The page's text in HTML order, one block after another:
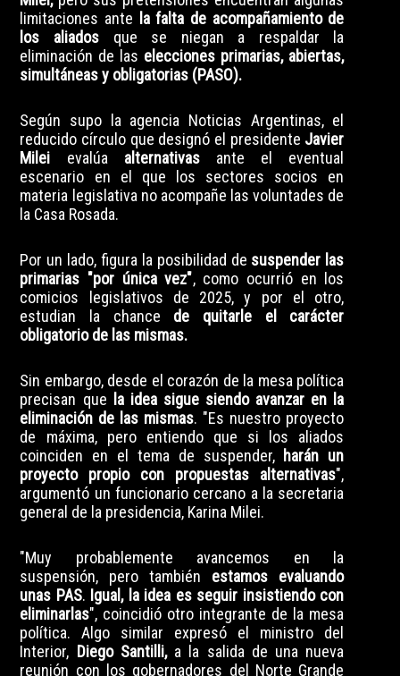
limitaciones ante la falta de acompañamiento de
los aliados que se niegan a respaldar la
eliminación de las elecciones primarias, abiertas,
simultáneas y obligatorias (PASO).
Según supo la agencia Noticias Argentinas, el
reducido círculo que designó el presidente Javier
Milei evalúa alternativas ante el eventual
escenario en el que los sectores socios en
materia legislativa no acompañe las voluntades de
la Casa Rosada.
Por un lado, figura la posibilidad de suspender las
primarias "por única vez", como ocurrió en los
comicios legislativos de 2025, y por el otro,
estudian la chance de quitarle el carácter
obligatorio de las mismas.
Sin embargo, desde el corazón de la mesa política
precisan que
la idea sigue siendo avanzar en la
eliminación de las mismas. "Es nuestro proyecto
de máxima, pero entiendo que si los aliados
coinciden en el tema de suspender,harán un
proyecto propio con propuestas alternativas",
argumentó un funcionario cercano a la secretaria
general de la presidencia, Karina Milei.
"Muy probablemente avancemos en la
suspensión, pero también estamos evaluando
unas PAS. Igual, la idea es seguir insistiendo con
eliminarlas", coincidió otro integrante de la mesa
política. Algo similar expresó el ministro del
Interior, Diego Santilli,a la salida de una nueva
reunión con los gobernadores del Norte Grande